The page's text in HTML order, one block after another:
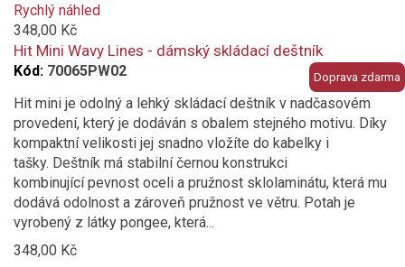
added
to
compare
Doprava zdarma
Rychlý náhled
348,00 Kč
Hit Mini Wavy Lines - dámský skládací deštník
Kód: 70065PW02
Hit mini je odolný a lehký skládací deštník v nadčasovém
provedení, který je dodáván s obalem stejného motivu. Díky
kompaktní velikosti jej snadno vložíte do kabelky i
tašky. Deštník má stabilní černou konstrukci
kombinující pevnost oceli a pružnost sklolaminátu, která mu
dodává odolnost a zároveň pružnost ve větru. Potah je
vyrobený z látky pongee, která...
348,00 Kč